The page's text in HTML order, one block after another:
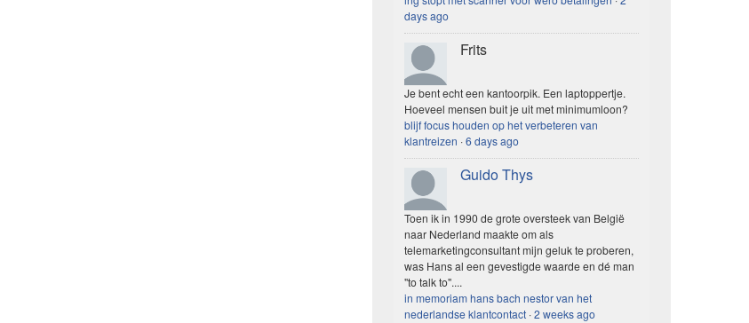
days ago
Frits
Je bent echt een kantoorpik. Een laptoppertje.
Hoeveel mensen buit je uit met minimumloon?
blijf focus houden op het verbeteren van
klantreizen ·6 days ago
Guido Thys
Toen ik in 1990 de grote oversteek van België
naar Nederland maakte om als
telemarketingconsultant mijn geluk te proberen,
was Hans al een gevestigde waarde en dé man
"to talk to"....
in memoriam hans bach nestor van het
nederlandse klantcontact ·2 weeks ago